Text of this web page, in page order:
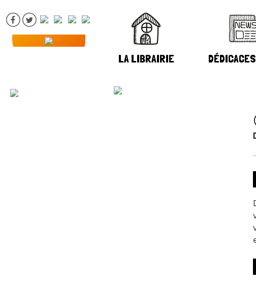
LA LIBRAIRIE